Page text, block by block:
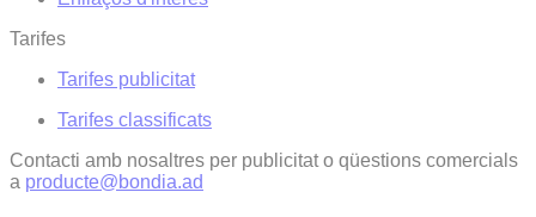
Tarifes
Tarifes publicitat
Tarifes classificats
Contacti amb nosaltres per publicitat o qüestions comercials
a producte@bondia.ad